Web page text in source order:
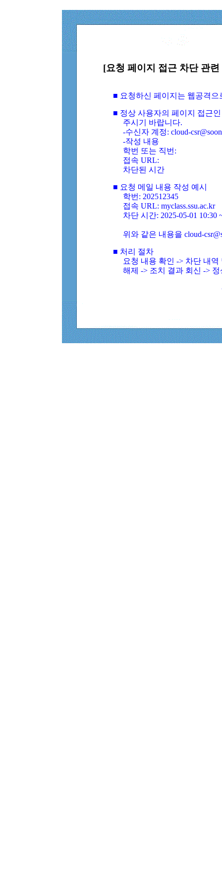
[요청 페이지 접근 차단 관
■ 요청하신 페이지는 웹공격
■ 정상 사용자의 페이지 접근
주시기 바랍니다.
-수신자 계정: cloud-
-작성 내용
학번 또는 직번:
접속 URL:
차단된 시간
■ 요청 메일 내용 작성 예시
학번: 202512345
접속 URL: myclass.ssu.ac.kr
차단 시간: 2025-05-01 10:30
위와 같은 내용을 cloud-
■ 처리 절차
요청 내용 확인 -> 차단 내
해제 -> 조치 결과 회신 ->